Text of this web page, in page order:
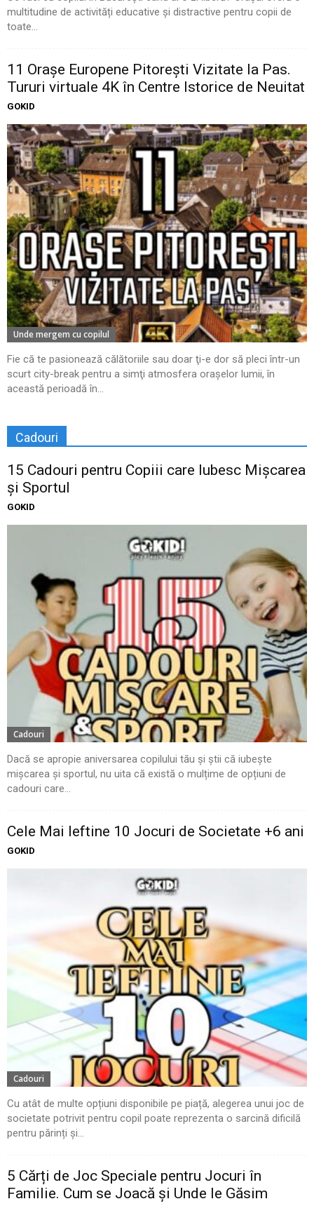
multitudine de activități educative și distractive pentru copii de
toate...
11 Oraşe Europene Pitoreşti Vizitate la Pas.
Tururi virtuale 4K în Centre Istorice de Neuitat
GOKID
Unde mergem cu copilul
Fie că te pasionează călătoriile sau doar ţi-e dor să pleci într-un
scurt city-break pentru a simţi atmosfera oraşelor lumii, în
această perioadă în...
Cadouri
15 Cadouri pentru Copiii care Iubesc Mișcarea
și Sportul
GOKID
Cadouri
Dacă se apropie aniversarea copilului tău și știi că iubește
mișcarea și sportul, nu uita că există o mulțime de opțiuni de
cadouri care...
Cele Mai Ieftine 10 Jocuri de Societate +6 ani
GOKID
Cadouri
Cu atât de multe opțiuni disponibile pe piață, alegerea unui joc de
societate potrivit pentru copil poate reprezenta o sarcină dificilă
pentru părinți și...
5 Cărți de Joc Speciale pentru Jocuri în
Familie. Cum se Joacă și Unde le Găsim